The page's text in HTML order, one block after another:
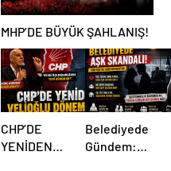
MHP’DE BÜYÜK ŞAHLANIŞ!
CHP’DE
YENİDEN
Belediyede
Gündem: